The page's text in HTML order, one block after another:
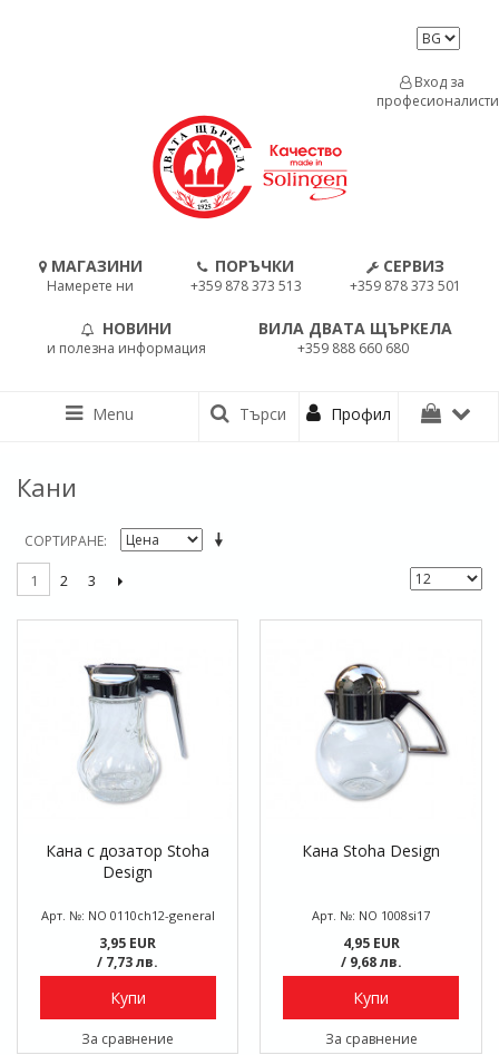
МАГАЗИНИ
Намерете ни
ПОРЪЧКИ
+359 878 373 513
СЕРВИЗ
+359 878 373 501
НОВИНИ
и полезна информация
ВИЛА ДВАТА ЩЪРКЕЛА
+359 888 660 680
Вход за
професионалисти
Menu Търси Профил
Кани
СОРТИРАНЕ
1 2 3
Кана с дозатор Stoha
Design
Арт. №: NO 0110ch12-general
3,95 EUR
/ 7,73 лв.
Купи
За сравнение
Кана Stoha Design
Арт. №: NO 1008si17
4,95 EUR
/ 9,68 лв.
Купи
За сравнение